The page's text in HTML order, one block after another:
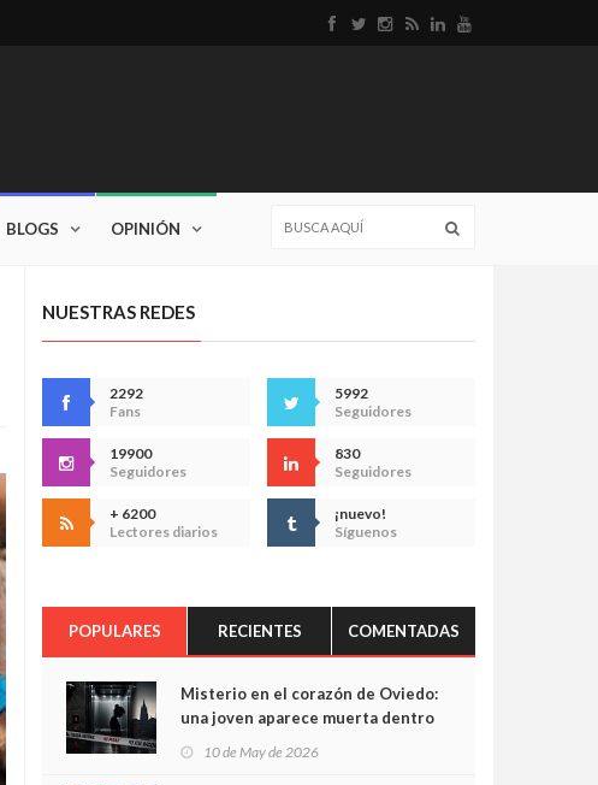
BLOGS OPINIÓN
NUESTRAS REDES
2292
Fans
5992
Seguidores
19900
Seguidores
830
Seguidores
+ 6200
Lectores diarios
¡nuevo!
Síguenos
POPULARES RECIENTES COMENTADAS
Misterio en el corazón de Oviedo:
una joven aparece muerta dentro
cámaras captan sus últimos
10 de May de 2026